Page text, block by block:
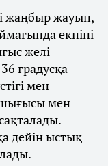
жаңбыр жауып,
екпіні
желі
градусқа
мен
шығысы мен
дейін ыстық